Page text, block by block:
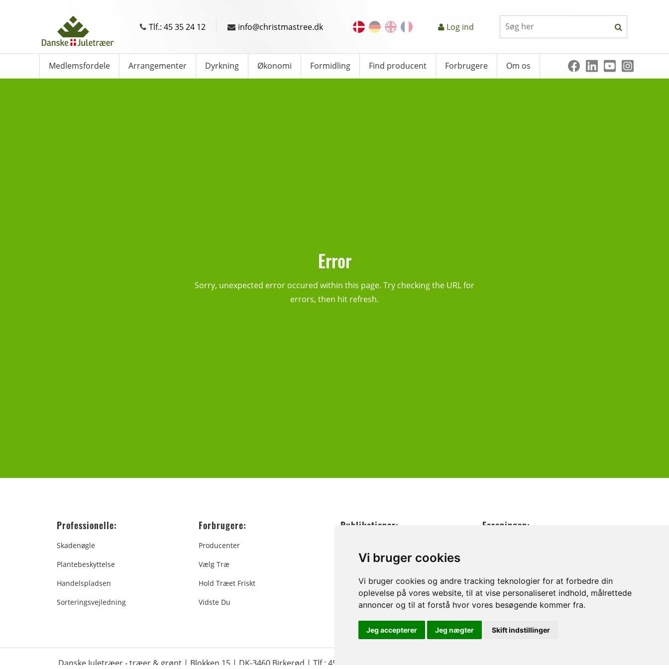
Vi bruger cookies
Vi bruger cookies og andre tracking teknologier for at forbedre din
oplevelse på vores website, til at vise personaliseret indhold, målrettede
annoncer og til at forstå hvor vores besøgende kommer fra.
Jeg accepterer Jeg nægter Skift indstillinger
Tlf.: 45 35 24 12 info@christmastree.dk Log ind
Medlemsfordele Arrangementer Dyrkning Økonomi Formidling Find producent Forbrugere Om os
Error
Sorry, unexpected error occured within this page. Try checking the URL for
errors, then hit refresh.
Professionelle:
Skadenøgle
Plantebeskyttelse
Handelspladsen
Sorteringsvejledning
Forbrugere:
Producenter
Vælg Træ
Hold Træet Friskt
Vidste Du
Publikationer:
Korte Meddelelser
Publikationer
Annoncering
Foreningen:
Bestyrelse
Vedtægter
Danske Juletræer - træer & grønt | Blokken 15 | DK-3460 Birkerød | Tlf.: 45 35 24 12